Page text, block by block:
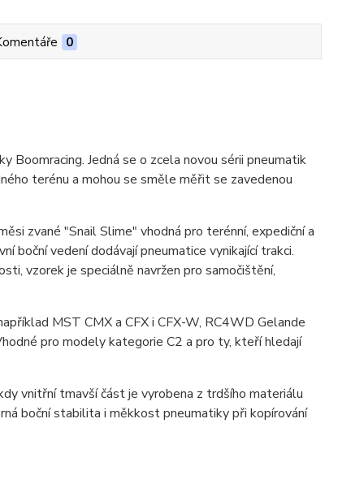
0
Boomracing. Jedná se o zcela novou sérii pneumatik
terénu a mohou se směle měřit se zavedenou
zvané "Snail Slime" vhodná pro terénní, expediční a
boční vedení dodávají pneumatice vynikající trakci.
vzorek je speciálně navržen pro samočištění,
MST CMX a CFX i CFX-W, RC4WD Gelande
pro modely kategorie C2 a pro ty, kteří hledají
vnitřní tmavší část je vyrobena z trdšího materiálu
boční stabilita i měkkost pneumatiky při kopírování